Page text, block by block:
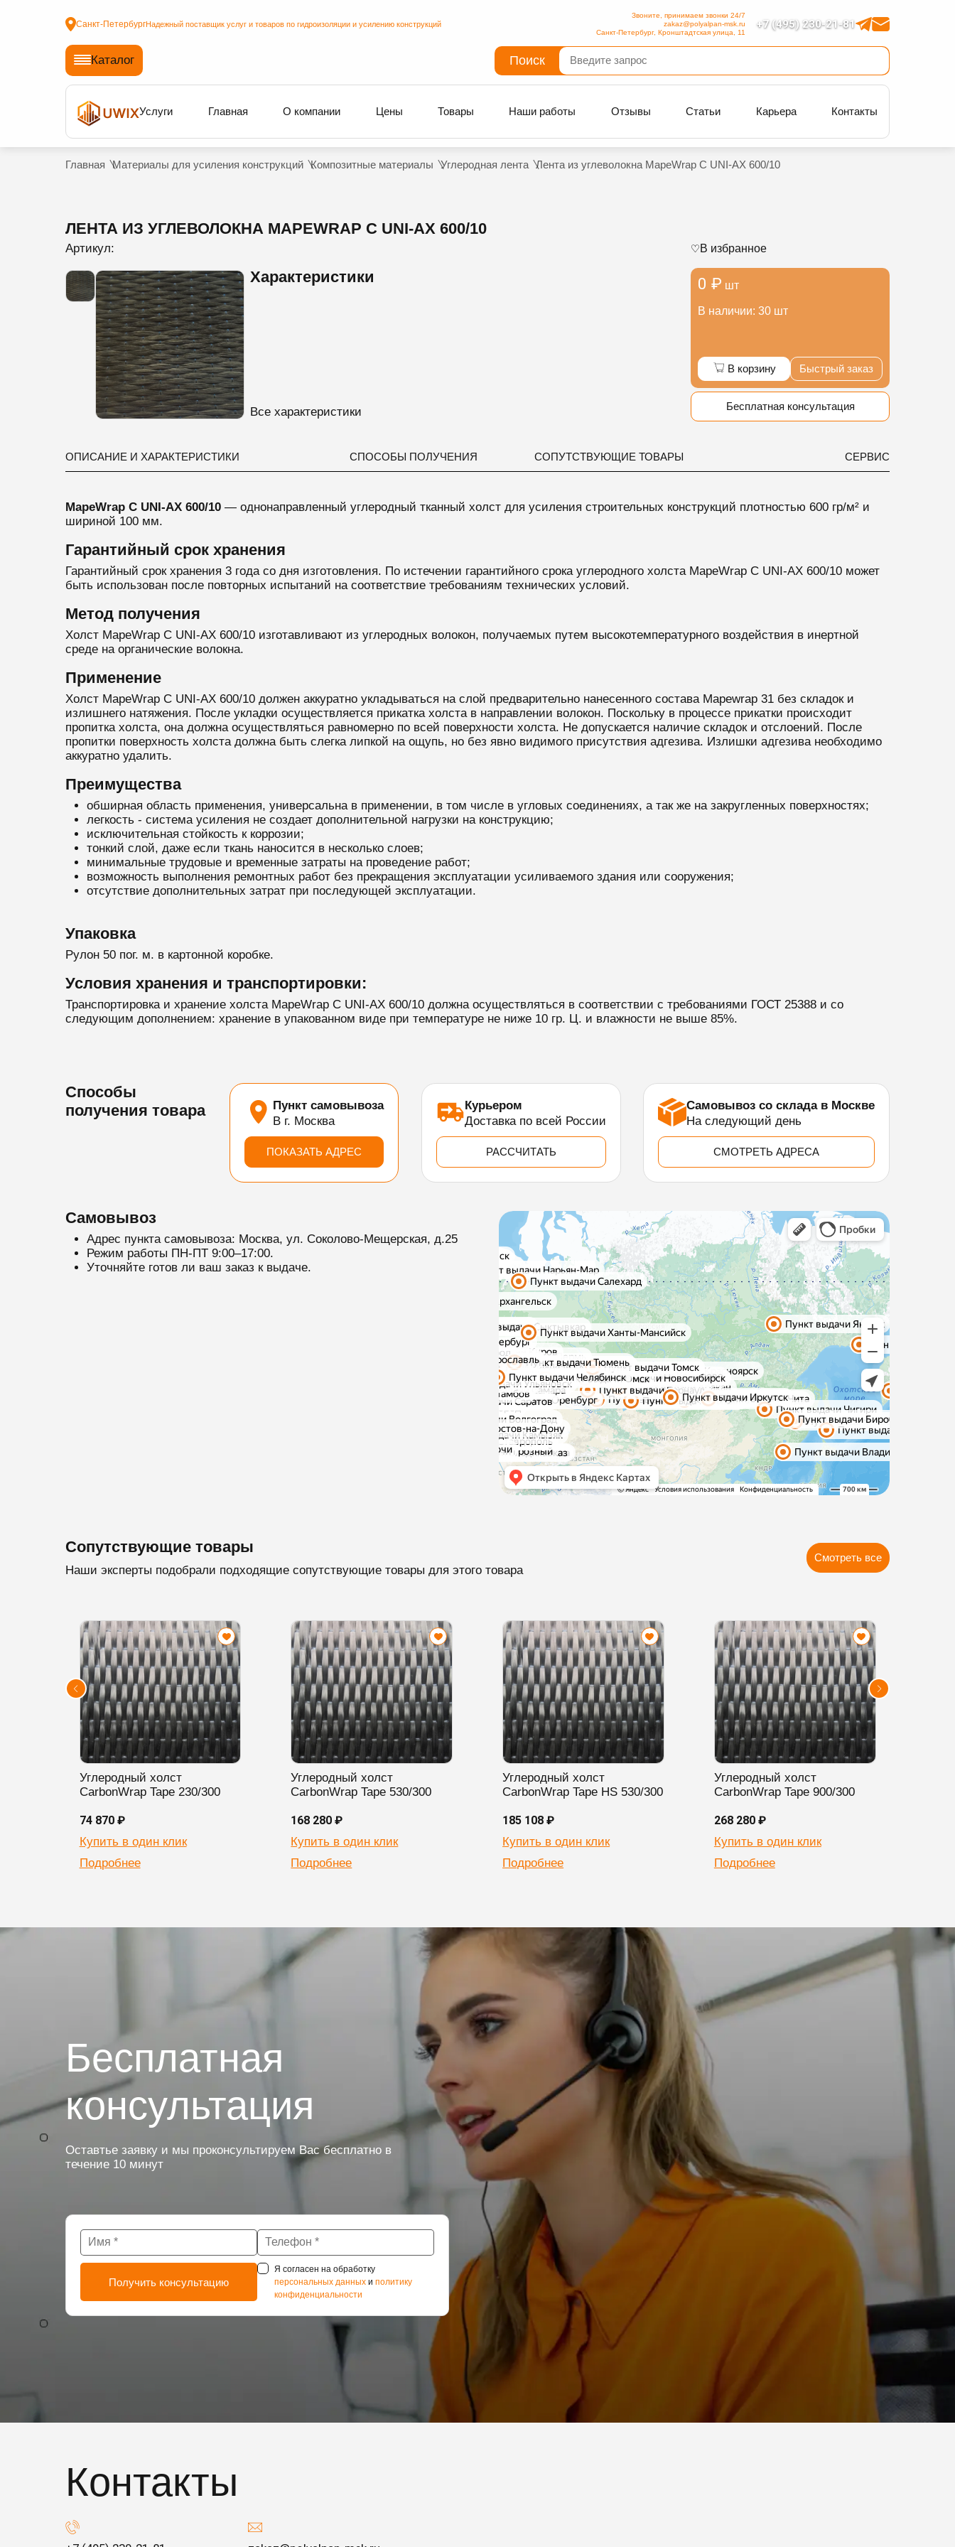
Санкт-ПетербургНадежный поставщик услуг и товаров по гидроизоляции и усилению конструкций +7 (495) 230-21-81
Звоните, принимаем звонки 24/7
zakaz@polyalpan-msk.ru
Санкт-Петербург, Кронштадтская улица, 11
Каталог Поиск
Услуги Главная О компании Цены Товары Наши работы Отзывы Статьи Карьера Контакты
Главная Материалы для усиления конструкций Композитные материалы Углеродная лента Лента из углеволокна MapeWrap C UNI-AX 600/10
ЛЕНТА ИЗ УГЛЕВОЛОКНА MAPEWRAP C UNI-AX 600/10
Артикул:
Характеристики
Все характеристики
0 ₽ шт
В наличии: 30 шт
В избранное
В корзину Быстрый заказ
Бесплатная консультация
ОПИСАНИЕ И ХАРАКТЕРИСТИКИ СПОСОБЫ ПОЛУЧЕНИЯ СОПУТСТВУЮЩИЕ ТОВАРЫ СЕРВИС
MapeWrap C UNI-AX 600/10 — однонаправленный углеродный тканный холст для усиления строительных конструкций плотностью 600 гр/м² и
шириной 100 мм.
Гарантийный срок хранения
Гарантийный срок хранения 3 года со дня изготовления. По истечении гарантийного срока углеродного холста MapeWrap C UNI-AX 600/10 может
быть использован после повторных испытаний на соответствие требованиям технических условий.
Метод получения
Холст MapeWrap C UNI-AX 600/10 изготавливают из углеродных волокон, получаемых путем высокотемпературного воздействия в инертной
среде на органические волокна.
Применение
Холст MapeWrap C UNI-AX 600/10 должен аккуратно укладываться на слой предварительно нанесенного состава Mapewrap 31 без складок и
излишнего натяжения. После укладки осуществляется прикатка холста в направлении волокон. Поскольку в процессе прикатки происходит
пропитка холста, она должна осуществляться равномерно по всей поверхности холста. Не допускается наличие складок и отслоений. После
пропитки поверхность холста должна быть слегка липкой на ощупь, но без явно видимого присутствия адгезива. Излишки адгезива необходимо
аккуратно удалить.
Преимущества
обширная область применения, универсальна в применении, в том числе в угловых соединениях, а так же на закругленных поверхностях;
легкость - система усиления не создает дополнительной нагрузки на конструкцию;
исключительная стойкость к коррозии;
тонкий слой, даже если ткань наносится в несколько слоев;
минимальные трудовые и временные затраты на проведение работ;
возможность выполнения ремонтных работ без прекращения эксплуатации усиливаемого здания или сооружения;
отсутствие дополнительных затрат при последующей эксплуатации.
Упаковка
Рулон 50 пог. м. в картонной коробке.
Условия хранения и транспортировки:
Транспортировка и хранение холста MapeWrap C UNI-AX 600/10 должна осуществляться в соответствии с требованиями ГОСТ 25388 и со
следующим дополнением: хранение в упакованном виде при температуре не ниже 10 гр. Ц. и влажности не выше 85%.
Способы
получения товара
Пункт самовывоза
В г. Москва
ПОКАЗАТЬ АДРЕС
Курьером
Доставка по всей России
РАССЧИТАТЬ
Самовывоз со склада в Москве
На следующий день
СМОТРЕТЬ АДРЕСА
Самовывоз
Адрес пункта самовывоза: Москва, ул. Соколово-Мещерская, д.25
Режим работы ПН-ПТ 9:00–17:00.
Уточняйте готов ли ваш заказ к выдаче.
Сопутствующие товары
Наши эксперты подобрали подходящие сопутствующие товары для этого товара
Смотреть все
Углеродный холст
CarbonWrap Tape 230/300
74 870 ₽
Купить в один клик
Подробнее
Углеродный холст
CarbonWrap Tape 530/300
168 280 ₽
Купить в один клик
Подробнее
Углеродный холст
CarbonWrap Tape HS 530/300
185 108 ₽
Купить в один клик
Подробнее
Углеродный холст
CarbonWrap Tape 900/300
268 280 ₽
Купить в один клик
Подробнее
Бесплатная
консультация
Оставтье заявку и мы проконсультируем Вас бесплатно в
течение 10 минут
Я согласен на обработку
персональных данныхи политику
конфиденциальности
Контакты